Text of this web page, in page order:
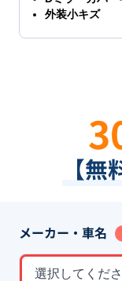
外装小キズ
【
メーカー・車名
選択してくだ